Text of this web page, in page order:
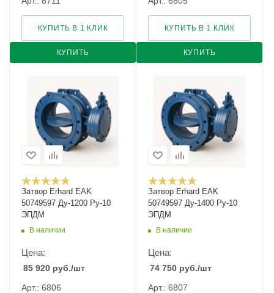
КУПИТЬ
КУПИТЬ В 1 КЛИК
КУПИТЬ
КУПИТЬ В 1 КЛИК
Затвор Erhard EAK
50749597 Ду-1200 Ру-10
ЭПДМ
В наличии
Цена:
85 920 руб./шт
Арт.: 6806
Затвор Erhard EAK
50749597 Ду-1400 Ру-10
ЭПДМ
В наличии
Цена:
74 750 руб./шт
Арт.: 6807